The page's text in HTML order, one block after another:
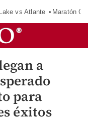
vs Atlante Maratón
a
para
éxitos